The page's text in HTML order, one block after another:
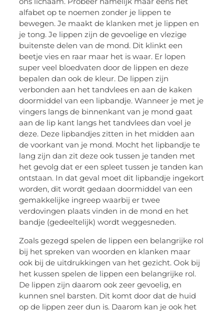
alfabet op te noemen zonder je lippen te
bewegen. Je maakt de klanken met je lippen en
je tong. Je lippen zijn de gevoelige en vlezige
buitenste delen van de mond. Dit klinkt een
beetje vies en raar maar het is waar. Er lopen
super veel bloedvaten door de lippen en deze
bepalen dan ook de kleur. De lippen zijn
verbonden aan het tandvlees en aan de kaken
doormiddel van een lipbandje. Wanneer je met je
vingers langs de binnenkant van je mond gaat
aan de lip kant langs het tandvlees dan voel je
deze. Deze lipbandjes zitten in het midden aan
de voorkant van je mond. Mocht het lipbandje te
lang zijn dan zit deze ook tussen je tanden met
het gevolg dat er een spleet tussen je tanden kan
ontstaan. In dat geval moet dit lipbandje ingekort
worden, dit wordt gedaan doormiddel van een
gemakkelijke ingreep waarbij er twee
verdovingen plaats vinden in de mond en het
bandje (gedeeltelijk) wordt weggesneden.
Zoals gezegd spelen de lippen een belangrijke rol
bij het spreken van woorden en klanken maar
ook bij de uitdrukkingen van het gezicht. Ook bij
het kussen spelen de lippen een belangrijke rol.
De lippen zijn daarom ook zeer gevoelig, en
kunnen snel barsten. Dit komt door dat de huid
op de lippen zeer dun is. Daarom kan je ook het